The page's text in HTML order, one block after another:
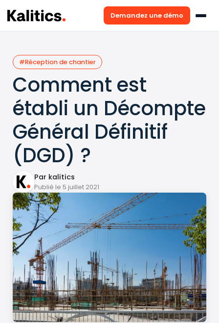
Demandez une démo
#Réception de chantier
Comment est
établi un Décompte
Général Définitif
(DGD) ?
Par kalitics
Publié le 5 juillet 2021